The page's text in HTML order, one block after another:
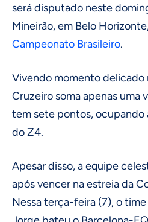
será disputado neste
Mineirão, em Belo
Campeonato Brasileiro.
Vivendo momento delicado
Cruzeiro soma apenas uma
tem sete pontos, ocupando
do Z4.
Apesar disso, a equipe
após vencer na estreia da
Nessa terça-feira (7), o